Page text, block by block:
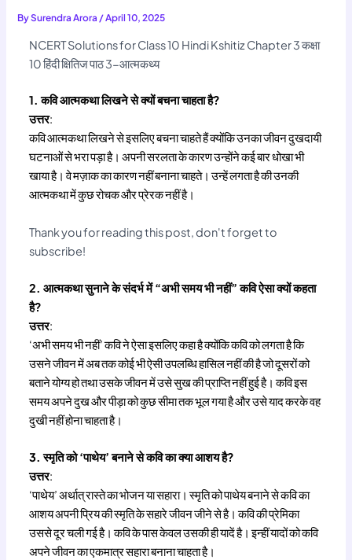
BySurendra Arora /April 10, 2025
NCERT Solutions for Class 10 Hindi Kshitiz Chapter 3 कक्षा
10 हिंदी क्षितिज पाठ 3-आत्मकथ्य
1. कवि आत्मकथा लिखने से क्यों बचना चाहता है?
उत्तर:
कवि आत्मकथा लिखने से इसलिए बचना चाहते हैं क्योंकि उनका जीवन दुखदायी
घटनाओं से भरा पड़ा है। अपनी सरलता के कारण उन्होंने कई बार धोखा भी
खाया है। वे मज़ाक का कारण नहीं बनाना चाहते। उन्हें लगता है की उनकी
आत्मकथा में कुछ रोचक और प्रेरक नहीं है।
Thank you for reading this post, don't forget to
subscribe!
2. आत्मकथा सुनाने के संदर्भ में “अभी समय भी नहीं” कवि ऐसा क्यों कहता
है?
उत्तर:
‘अभी समय भी नहीं’ कवि ने ऐसा इसलिए कहा है क्योंकि कवि को लगता है कि
उसने जीवन में अब तक कोई भी ऐसी उपलब्धि हासिल नहीं की है जो दूसरों को
बताने योग्य हो तथा उसके जीवन में उसे सुख की प्राप्ति नहीं हुई है। कवि इस
समय अपने दुख और पीड़ा को कुछ सीमा तक भूल गया है और उसे याद करके वह
दुखी नहीं होना चाहता है।
3. स्मृति को ‘पाथेय’ बनाने से कवि का क्या आशय है?
उत्तर:
‘पाथेय’ अर्थात् रास्ते का भोजन या सहारा। स्मृति को पाथेय बनाने से कवि का
आशय अपनी प्रिय की स्मृति के सहारे जीवन जीने से है। कवि की प्रेमिका
उससे दूर चली गई है। कवि के पास केवल उसकी ही यादें है। इन्हीं यादों को कवि
अपने जीवन का एकमात्र सहारा बनाना चाहता है।